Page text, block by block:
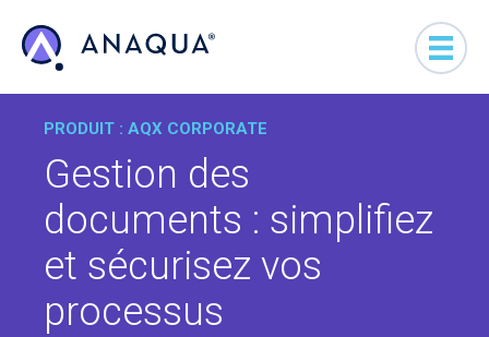
PRODUIT : AQX CORPORATE
Gestion des
documents : simplifiez
et sécurisez vos
processus